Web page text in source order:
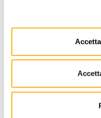
CONTACTS
Via
Zoppola
+39 0434